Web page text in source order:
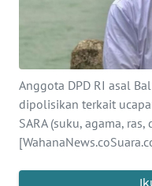
Anggota DPD RI asal
dipolisikan terkait
SARA (suku, agama,
INFO
IKLAN